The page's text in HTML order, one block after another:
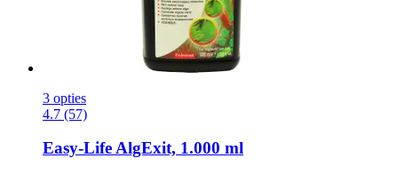
3 opties
4.7 (57)
Easy-LifeAlgExit, 1.000 ml